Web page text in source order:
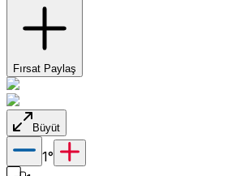
Fırsat Paylaş
Büyüt
1°